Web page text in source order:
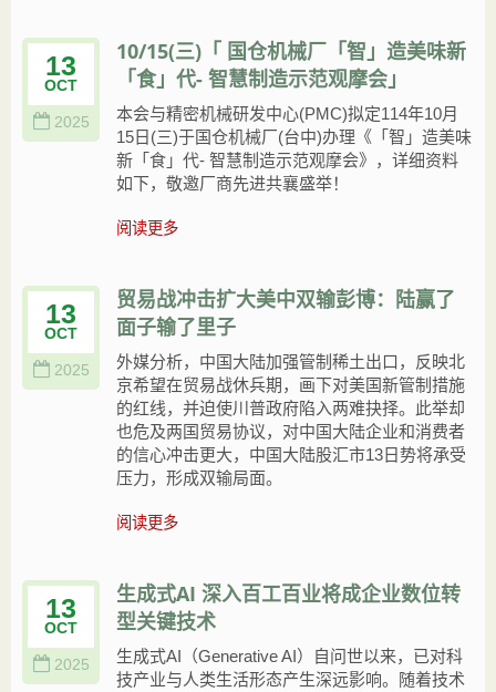
13
OCT
2025
10/15(三)「 国仓机械厂「智」造美味新
「食」代- 智慧制造示范观摩会」
本会与精密机械研发中心(PMC)拟定114年10月
15日(三)于国仓机械厂(台中)办理《「智」造美味
新「食」代- 智慧制造示范观摩会》，详细资料
如下，敬邀厂商先进共襄盛举！
阅读更多
13
OCT
2025
贸易战冲击扩大美中双输彭博：陆赢了
面子输了里子
外媒分析，中国大陆加强管制稀土出口，反映北
京希望在贸易战休兵期，画下对美国新管制​​措施
的红线，并迫使川普政府陷入两难抉择。此举却
也危及两国贸易协议，对中国大陆企业和消费者
的信心冲击更大，中国大陆股汇市13日势将承受
压力，形成双输局面。
阅读更多
13
OCT
2025
生成式AI 深入百工百业将成企业数位转
型关键技术
生成式AI（Generative AI）自问世以来，已对科
技产业与人类生活形态产生深远影响。随着技术